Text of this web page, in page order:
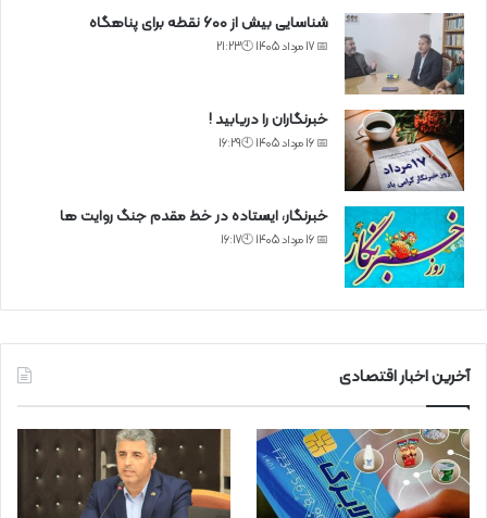
شناسایی بیش از ۶۰۰ نقطه برای پناهگاه
📅 17 مرداد 1405 🕙21:23
خبرنگاران را دریابید !
📅 16 مرداد 1405 🕙16:29
خبرنگار، ایستاده در خط مقدم جنگ روایت ها
📅 16 مرداد 1405 🕙16:17
آخرین اخبار اقتصادی